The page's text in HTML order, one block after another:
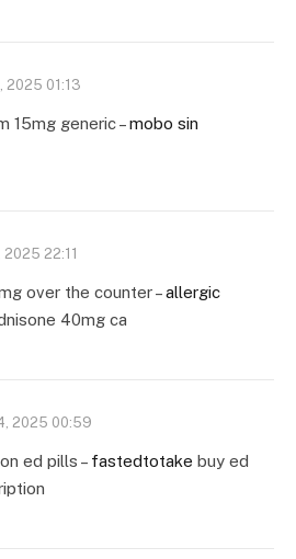
2025 01:13
15mg generic –mobo sin
2025 22:11
over the counter –allergic
40mg ca
2025 00:59
ed pills – fastedtotake buy ed